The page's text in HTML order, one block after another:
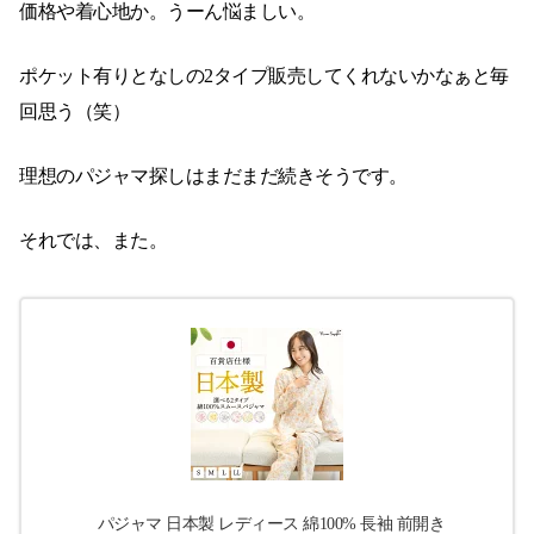
価格や着心地か。うーん悩ましい。
ポケット有りとなしの2タイプ販売してくれないかなぁと毎
回思う（笑）
理想のパジャマ探しはまだまだ続きそうです。
それでは、また。
パジャマ 日本製 レディース 綿100% 長袖 前開き